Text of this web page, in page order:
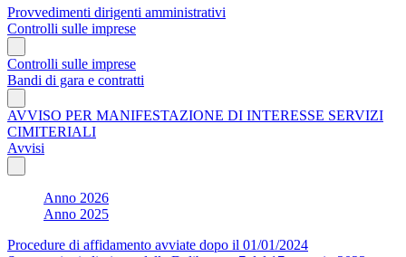
Provvedimenti dirigenti amministrativi
Controlli sulle imprese
Controlli sulle imprese
Bandi di gara e contratti
AVVISO PER MANIFESTAZIONE DI INTERESSE SERVIZI
CIMITERIALI
Avvisi
Anno 2026
Anno 2025
Procedure di affidamento avviate dopo il 01/01/2024